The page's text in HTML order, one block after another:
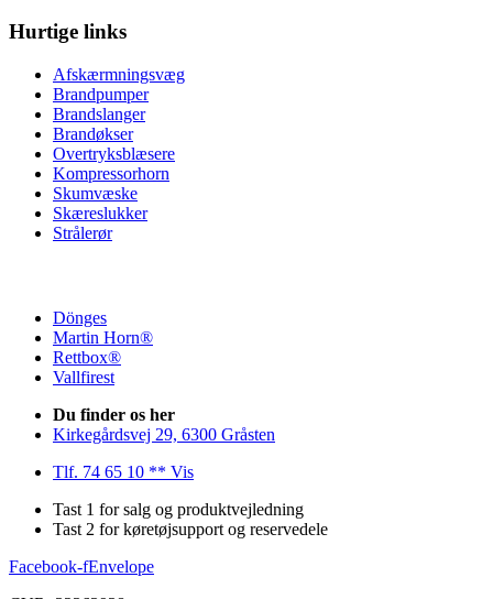
Hurtige links
Afskærmningsvæg
Brandpumper
Brandslanger
Brandøkser
Overtryksblæsere
Kompressorhorn
Skumvæske
Skæreslukker
Strålerør
Dönges
Martin Horn®
Rettbox®
Vallfirest
Du finder os her
Kirkegårdsvej 29, 6300 Gråsten
Tlf. 74 65 10 ** Vis
Tast 1 for salg og produktvejledning
Tast 2 for køretøjsupport og reservedele
Facebook-fEnvelope